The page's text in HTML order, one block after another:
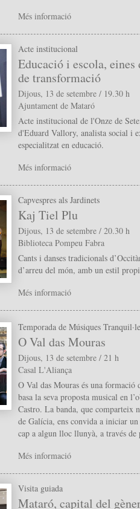
Més informació
Acte institucional
Educació i escola,
de transformació
Dijous, 13 de setembre / 19.30 h
Ajuntament de Mataró
Acte institucional de l'Onze de
d'Eduard Vallory, analista social i
especialitzat en educació.
Més informació
Capvespres als Jardinets
Kaj Tiel Plu
Dijous, 13 de setembre / 20.30 h
Biblioteca Pompeu Fabra
Cants i danses tradicionals
d’arreu del món, amb un estil
Més informació
Temporada de Músiques
O Val das Mouras
Dijous, 13 de setembre / 21 h
Casal L'Aliança
O Val das Mouras és una formació
basa la seva proposta musical en
Castro. La banda, que comparteix
de Galícia, ens convida a iniciar
cap a algun lloc llunyà, a través de
Més informació
Visita guiada
Mataró, capital del